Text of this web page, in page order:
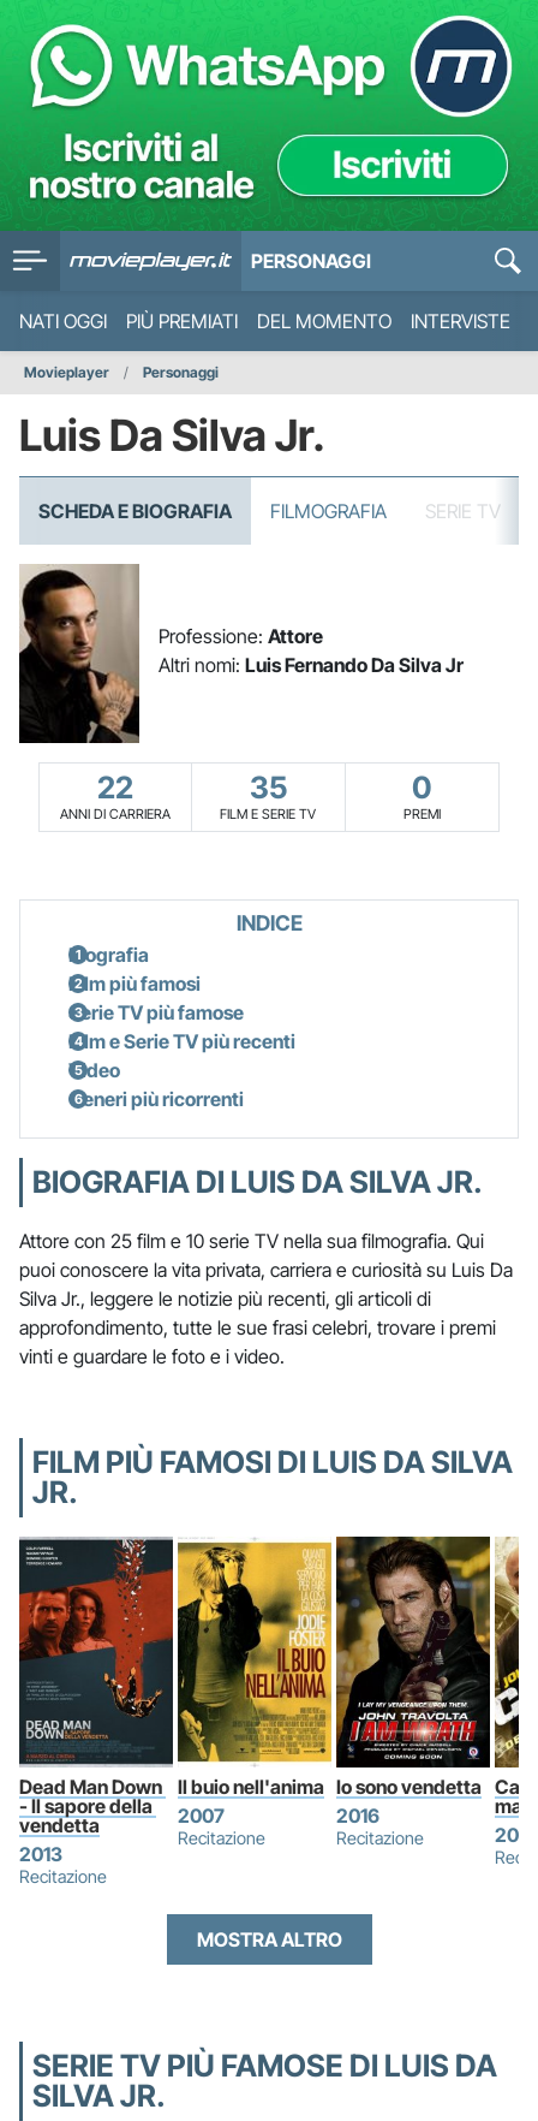
PERSONAGGI
NATI OGGI PIÙ PREMIATI DEL MOMENTO INTERVISTE
Movieplayer Personaggi
Luis Da Silva Jr.
SCHEDA E BIOGRAFIA FILMOGRAFIA SERIE TV
Professione: Attore
Altri nomi: Luis Fernando Da Silva Jr
22
ANNI DI CARRIERA
35
FILM E SERIE TV
0
PREMI
INDICE
Biografia
Film più famosi
Serie TV più famose
Film e Serie TV più recenti
Video
Generi più ricorrenti
BIOGRAFIA DI LUIS DA SILVA JR.
Attore con 25 film e 10 serie TV nella sua filmografia. Qui
puoi conoscere la vita privata, carriera e curiosità su Luis Da
Silva Jr., leggere le notizie più recenti, gli articoli di
approfondimento, tutte le sue frasi celebri, trovare i premi
vinti e guardare le foto e i video.
FILM PIÙ FAMOSI DI LUIS DA SILVA
JR.
Dead Man Down
- Il sapore della
vendetta
2013
Recitazione
Il buio nell'anima
2007
Recitazione
Io sono vendetta
2016
Recitazione
MOSTRA ALTRO
SERIE TV PIÙ FAMOSE DI LUIS DA
SILVA JR.